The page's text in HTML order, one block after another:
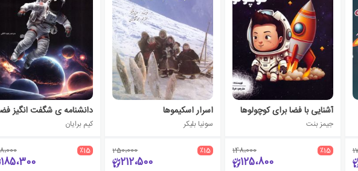
آشنایی با فضا برای کوچولوها
جیمز بنت
٪15 148،000
125،800
اسرار اسکیموها
سونیا بلیکر
٪15 250،000
212،500
دانشنامه ی شگفت انگیز
کیم برایان
٪15
185،300